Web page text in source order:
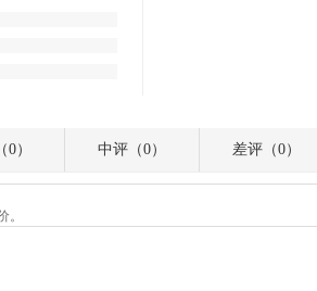
0） 中评（0） 差评（0）
。